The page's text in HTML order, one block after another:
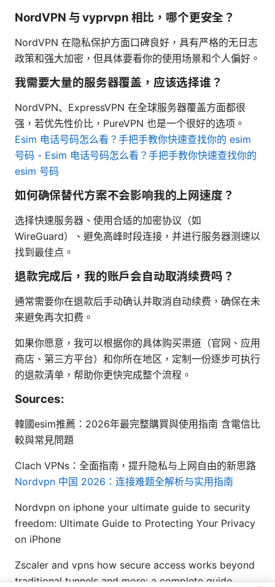
NordVPN 与 vyprvpn 相比，哪个更安全？
NordVPN 在隐私保护方面口碑良好，具有严格的无日志
政策和强大加密，但具体要看你的使用场景和个人偏好。
我需要大量的服务器覆盖，应该选择谁？
NordVPN、ExpressVPN 在全球服务器覆盖方面都很
强，若优先性价比，PureVPN 也是一个很好的选项。
Esim 电话号码怎么看？手把手教你快速查找你的 esim
号码 - Esim 电话号码怎么看？手把手教你快速查找你的
esim 号码
如何确保替代方案不会影响我的上网速度？
选择快速服务器、使用合适的加密协议（如
WireGuard）、避免高峰时段连接，并进行服务器测速以
找到最佳点。
退款完成后，我的账户会自动取消续费吗？
通常需要你在退款后手动确认并取消自动续费，确保在未
来避免再次扣费。
如果你愿意，我可以根据你的具体购买渠道（官网、应用
商店、第三方平台）和你所在地区，定制一份逐步可执行
的退款清单，帮助你更快完成整个流程。
Sources:
韓國esim推薦：2026年最完整購買與使用指南 含電信比
較與常見問題
Clach VPNs：全面指南，提升隐私与上网自由的新思路
Nordvpn 中国 2026：连接难题全解析与实用指南
Nordvpn on iphone your ultimate guide to security
freedom: Ultimate Guide to Protecting Your Privacy
on iPhone
Zscaler and vpns how secure access works beyond
traditional tunnels and more: a complete guide